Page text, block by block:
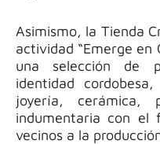
Asimismo, la Tienda
actividad “Emerge en
una selección de
identidad
joyería, cerámica,
indumentaria con
vecinos a la